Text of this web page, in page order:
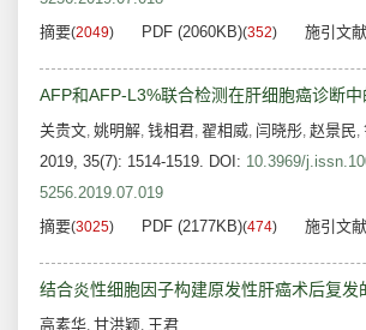
摘要(2049) PDF (2060KB)(352) 施引文献
AFP和AFP-L3%联合检测在肝细胞癌诊断
关贵文, 姚明解, 钱相君, 翟相威, 闫晓彤, 赵景民,
2019, 35(7): 1514-1519. DOI: 10.3969/
5256.2019.07.019
摘要(3025) PDF (2177KB)(474) 施引文献
结合炎性细胞因子构建原发性肝癌术后复发
高素华, 甘洪颖, 王君